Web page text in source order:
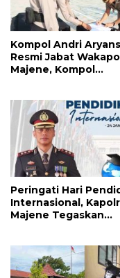
Kompol Andri
Resmi Jabat
Majene, Kompol
Peringati Hari
Internasional,
Majene Tegaskan